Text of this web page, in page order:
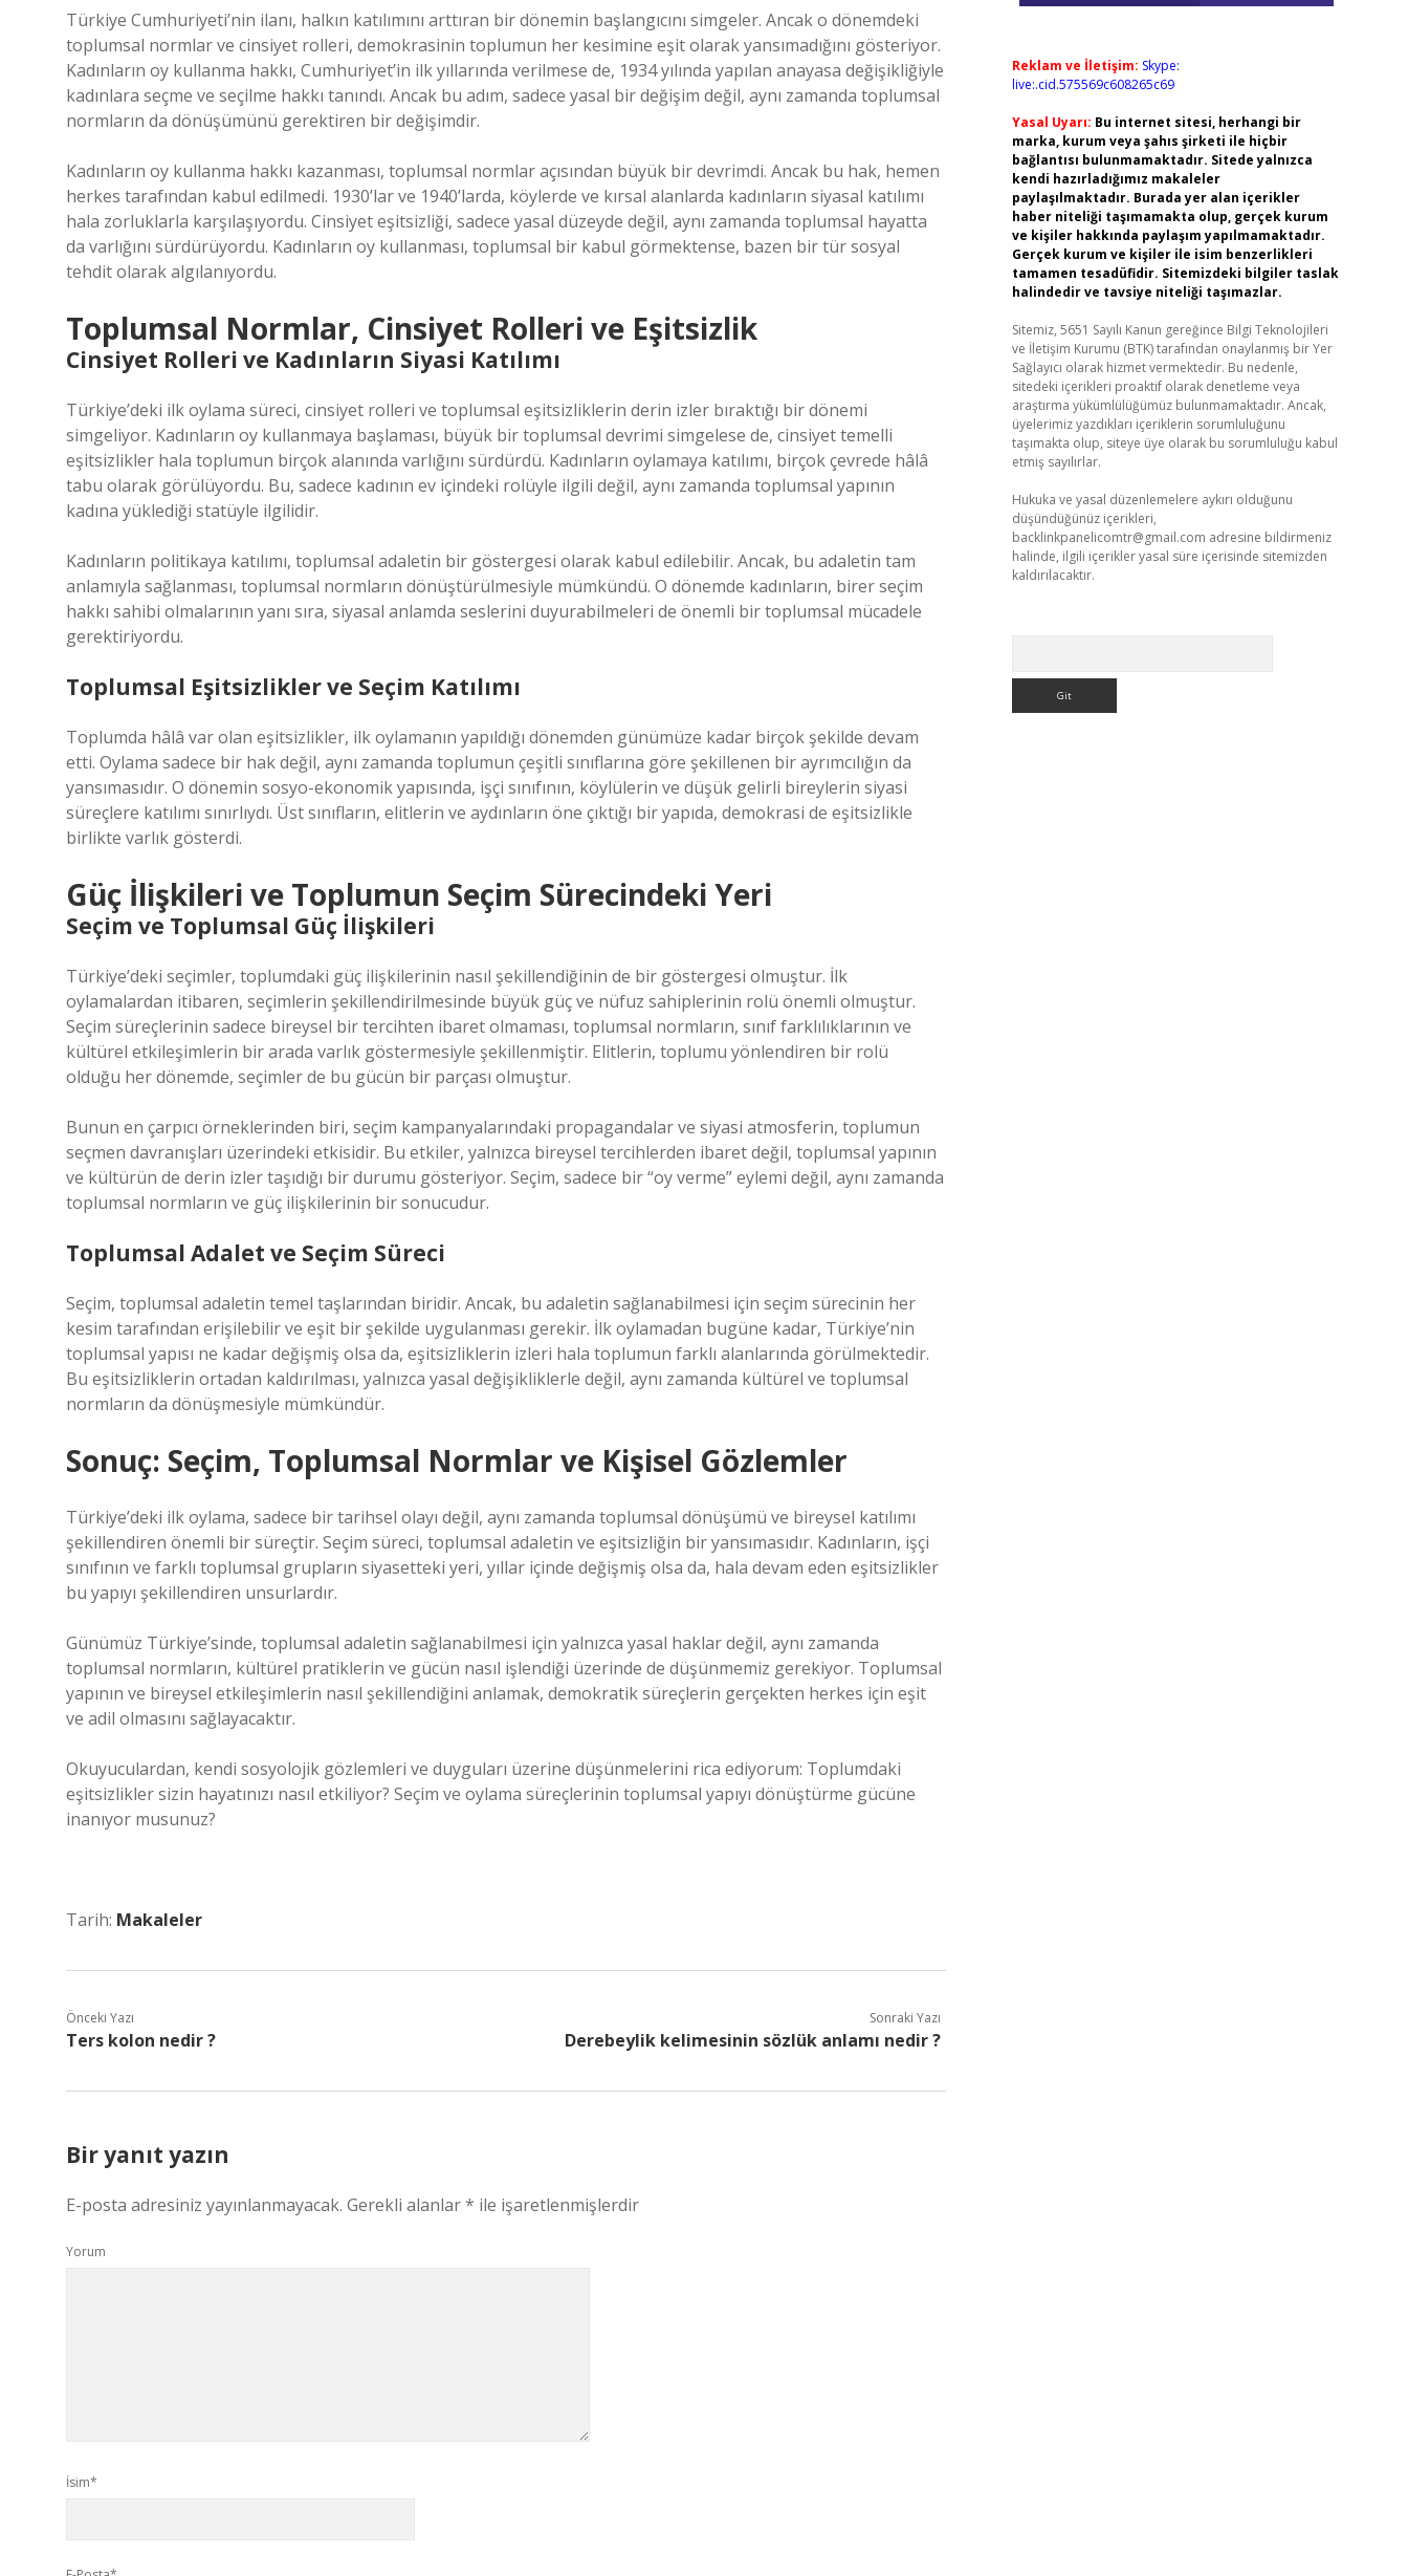
Türkiye Cumhuriyeti’nin ilanı, halkın katılımını arttıran bir dönemin başlangıcını simgeler. Ancak o dönemdeki
toplumsal normlar ve cinsiyet rolleri, demokrasinin toplumun her kesimine eşit olarak yansımadığını gösteriyor.
Kadınların oy kullanma hakkı, Cumhuriyet’in ilk yıllarında verilmese de, 1934 yılında yapılan anayasa değişikliğiyle
kadınlara seçme ve seçilme hakkı tanındı. Ancak bu adım, sadece yasal bir değişim değil, aynı zamanda toplumsal
normların da dönüşümünü gerektiren bir değişimdir.
Kadınların oy kullanma hakkı kazanması, toplumsal normlar açısından büyük bir devrimdi. Ancak bu hak, hemen
herkes tarafından kabul edilmedi. 1930’lar ve 1940’larda, köylerde ve kırsal alanlarda kadınların siyasal katılımı
hala zorluklarla karşılaşıyordu. Cinsiyet eşitsizliği, sadece yasal düzeyde değil, aynı zamanda toplumsal hayatta
da varlığını sürdürüyordu. Kadınların oy kullanması, toplumsal bir kabul görmektense, bazen bir tür sosyal
tehdit olarak algılanıyordu.
Toplumsal Normlar, Cinsiyet Rolleri ve Eşitsizlik
Cinsiyet Rolleri ve Kadınların Siyasi Katılımı
Türkiye’deki ilk oylama süreci, cinsiyet rolleri ve toplumsal eşitsizliklerin derin izler bıraktığı bir dönemi
simgeliyor. Kadınların oy kullanmaya başlaması, büyük bir toplumsal devrimi simgelese de, cinsiyet temelli
eşitsizlikler hala toplumun birçok alanında varlığını sürdürdü. Kadınların oylamaya katılımı, birçok çevrede hâlâ
tabu olarak görülüyordu. Bu, sadece kadının ev içindeki rolüyle ilgili değil, aynı zamanda toplumsal yapının
kadına yüklediği statüyle ilgilidir.
Kadınların politikaya katılımı, toplumsal adaletin bir göstergesi olarak kabul edilebilir. Ancak, bu adaletin tam
anlamıyla sağlanması, toplumsal normların dönüştürülmesiyle mümkündü. O dönemde kadınların, birer seçim
hakkı sahibi olmalarının yanı sıra, siyasal anlamda seslerini duyurabilmeleri de önemli bir toplumsal mücadele
gerektiriyordu.
Toplumsal Eşitsizlikler ve Seçim Katılımı
Toplumda hâlâ var olan eşitsizlikler, ilk oylamanın yapıldığı dönemden günümüze kadar birçok şekilde devam
etti. Oylama sadece bir hak değil, aynı zamanda toplumun çeşitli sınıflarına göre şekillenen bir ayrımcılığın da
yansımasıdır. O dönemin sosyo-ekonomik yapısında, işçi sınıfının, köylülerin ve düşük gelirli bireylerin siyasi
süreçlere katılımı sınırlıydı. Üst sınıfların, elitlerin ve aydınların öne çıktığı bir yapıda, demokrasi de eşitsizlikle
birlikte varlık gösterdi.
Güç İlişkileri ve Toplumun Seçim Sürecindeki Yeri
Seçim ve Toplumsal Güç İlişkileri
Türkiye’deki seçimler, toplumdaki güç ilişkilerinin nasıl şekillendiğinin de bir göstergesi olmuştur. İlk
oylamalardan itibaren, seçimlerin şekillendirilmesinde büyük güç ve nüfuz sahiplerinin rolü önemli olmuştur.
Seçim süreçlerinin sadece bireysel bir tercihten ibaret olmaması, toplumsal normların, sınıf farklılıklarının ve
kültürel etkileşimlerin bir arada varlık göstermesiyle şekillenmiştir. Elitlerin, toplumu yönlendiren bir rolü
olduğu her dönemde, seçimler de bu gücün bir parçası olmuştur.
Bunun en çarpıcı örneklerinden biri, seçim kampanyalarındaki propagandalar ve siyasi atmosferin, toplumun
seçmen davranışları üzerindeki etkisidir. Bu etkiler, yalnızca bireysel tercihlerden ibaret değil, toplumsal yapının
ve kültürün de derin izler taşıdığı bir durumu gösteriyor. Seçim, sadece bir “oy verme” eylemi değil, aynı zamanda
toplumsal normların ve güç ilişkilerinin bir sonucudur.
Toplumsal Adalet ve Seçim Süreci
Seçim, toplumsal adaletin temel taşlarından biridir. Ancak, bu adaletin sağlanabilmesi için seçim sürecinin her
kesim tarafından erişilebilir ve eşit bir şekilde uygulanması gerekir. İlk oylamadan bugüne kadar, Türkiye’nin
toplumsal yapısı ne kadar değişmiş olsa da, eşitsizliklerin izleri hala toplumun farklı alanlarında görülmektedir.
Bu eşitsizliklerin ortadan kaldırılması, yalnızca yasal değişikliklerle değil, aynı zamanda kültürel ve toplumsal
normların da dönüşmesiyle mümkündür.
Sonuç: Seçim, Toplumsal Normlar ve Kişisel Gözlemler
Türkiye’deki ilk oylama, sadece bir tarihsel olayı değil, aynı zamanda toplumsal dönüşümü ve bireysel katılımı
şekillendiren önemli bir süreçtir. Seçim süreci, toplumsal adaletin ve eşitsizliğin bir yansımasıdır. Kadınların, işçi
sınıfının ve farklı toplumsal grupların siyasetteki yeri, yıllar içinde değişmiş olsa da, hala devam eden eşitsizlikler
bu yapıyı şekillendiren unsurlardır.
Günümüz Türkiye’sinde, toplumsal adaletin sağlanabilmesi için yalnızca yasal haklar değil, aynı zamanda
toplumsal normların, kültürel pratiklerin ve gücün nasıl işlendiği üzerinde de düşünmemiz gerekiyor. Toplumsal
yapının ve bireysel etkileşimlerin nasıl şekillendiğini anlamak, demokratik süreçlerin gerçekten herkes için eşit
ve adil olmasını sağlayacaktır.
Okuyuculardan, kendi sosyolojik gözlemleri ve duyguları üzerine düşünmelerini rica ediyorum: Toplumdaki
eşitsizlikler sizin hayatınızı nasıl etkiliyor? Seçim ve oylama süreçlerinin toplumsal yapıyı dönüştürme gücüne
inanıyor musunuz?
Tarih: Makaleler
Önceki Yazı
Ters kolon nedir ?
Sonraki Yazı
Derebeylik kelimesinin sözlük anlamı nedir ?
Bir yanıt yazın
E-posta adresiniz yayınlanmayacak. Gerekli alanlar* ile işaretlenmişlerdir
Yorum
İsim*
Reklam ve İletişim: Skype:
live:.cid.575569c608265c69
Yasal Uyarı: Bu internet sitesi, herhangi bir
marka, kurum veya şahıs şirketi ile hiçbir
bağlantısı bulunmamaktadır. Sitede yalnızca
kendi hazırladığımız makaleler
paylaşılmaktadır. Burada yer alan içerikler
haber niteliği taşımamakta olup, gerçek kurum
ve kişiler hakkında paylaşım yapılmamaktadır.
Gerçek kurum ve kişiler ile isim benzerlikleri
tamamen tesadüfidir. Sitemizdeki bilgiler taslak
halindedir ve tavsiye niteliği taşımazlar.
Sitemiz, 5651 Sayılı Kanun gereğince Bilgi Teknolojileri
ve İletişim Kurumu (BTK) tarafından onaylanmış bir Yer
Sağlayıcı olarak hizmet vermektedir. Bu nedenle,
sitedeki içerikleri proaktif olarak denetleme veya
araştırma yükümlülüğümüz bulunmamaktadır. Ancak,
üyelerimiz yazdıkları içeriklerin sorumluluğunu
taşımakta olup, siteye üye olarak bu sorumluluğu kabul
etmiş sayılırlar.
Hukuka ve yasal düzenlemelere aykırı olduğunu
düşündüğünüz içerikleri,
backlinkpanelicomtr@gmail.com adresine bildirmeniz
halinde, ilgili içerikler yasal süre içerisinde sitemizden
kaldırılacaktır.